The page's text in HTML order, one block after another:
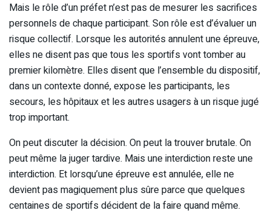
Mais le rôle d’un préfet n’est pas de mesurer les sacrifices
personnels de chaque participant. Son rôle est d’évaluer un
risque collectif. Lorsque les autorités annulent une épreuve,
elles ne disent pas que tous les sportifs vont tomber au
premier kilomètre. Elles disent que l’ensemble du dispositif,
dans un contexte donné, expose les participants, les
secours, les hôpitaux et les autres usagers à un risque jugé
trop important.
On peut discuter la décision. On peut la trouver brutale. On
peut même la juger tardive. Mais une interdiction reste une
interdiction. Et lorsqu’une épreuve est annulée, elle ne
devient pas magiquement plus sûre parce que quelques
centaines de sportifs décident de la faire quand même.